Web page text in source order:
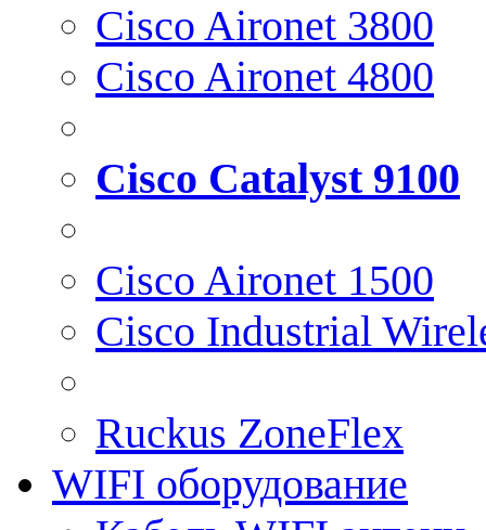
Cisco Aironet 3800
Cisco Aironet 4800
Cisco Catalyst 9100
Cisco Aironet 1500
Cisco Industrial
Ruckus ZoneFlex
WIFI оборудование